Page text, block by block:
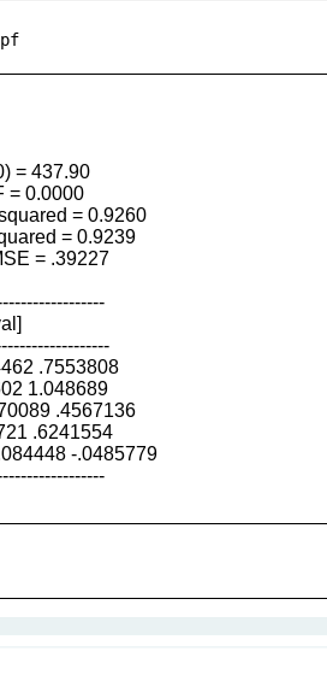
= 437.90
= 0.0000
= 0.9260
= 0.9239
= .39227
.7553808
1.048689
.4567136
.6241554
-.0485779